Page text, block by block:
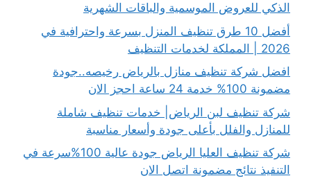
الذكي للعروض الموسمية والباقات الشهرية
أفضل 10 طرق تنظيف المنزل بسرعة واحترافية في
2026 | المملكة لخدمات التنظيف
افضل شركة تنظيف منازل بالرياض رخيصه..جودة
مضمونة 100% خدمة 24 ساعة احجز الان
شركة تنظيف لبن الرياض| خدمات تنظيف شاملة
للمنازل والفلل بأعلى جودة وأسعار مناسبة
شركة تنظيف العليا الرياض جودة عالية 100%سرعة في
التنفيذ نتائج مضمونة اتصل الان